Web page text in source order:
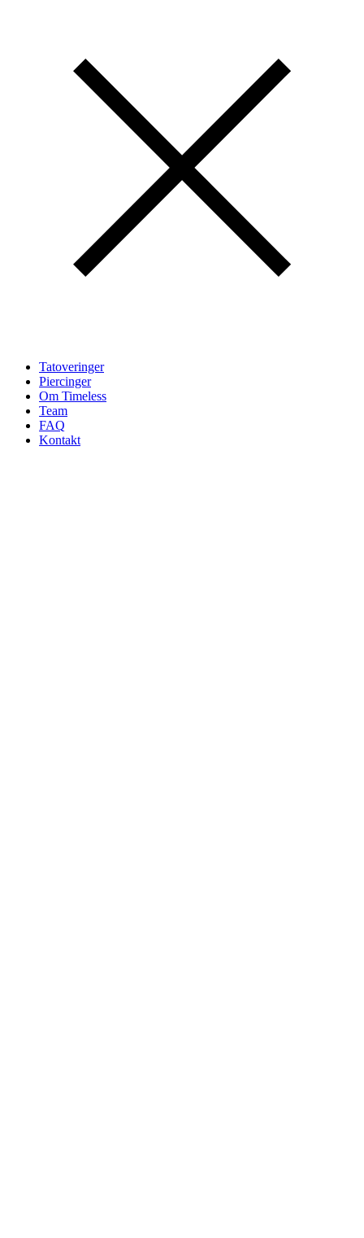
Tatoveringer
Piercinger
Om Timeless
Team
FAQ
Kontakt